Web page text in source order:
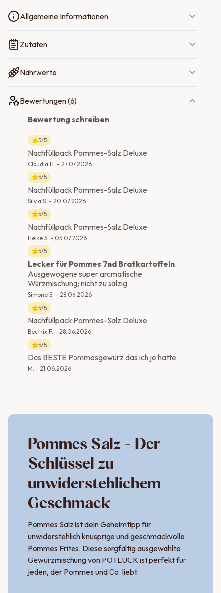
Allgemeine Informationen
Zutaten
Nährwerte
Bewertungen (6)
Bewertung schreiben
5/5
Nachfüllpack Pommes-Salz Deluxe
Claudia H. - 27.07.2026
5/5
Nachfüllpack Pommes-Salz Deluxe
Silvia S. - 20.07.2026
5/5
Nachfüllpack Pommes-Salz Deluxe
Heike S. - 05.07.2026
5/5
Lecker für Pommes 7nd Bratkartoffeln
Ausgewogene super aromatische
Würzmischung; nicht zu salzig
Simone S. - 28.06.2026
5/5
Nachfüllpack Pommes-Salz Deluxe
Beatrix F. - 28.06.2026
5/5
Das BESTE Pommesgewürz das ich je hatte
M. - 21.06.2026
Pommes Salz - Der
Schlüssel zu
unwiderstehlichem
Geschmack
Pommes Salz ist dein Geheimtipp für
unwiderstehlich knusprige und geschmackvolle
Pommes Frites. Diese sorgfältig ausgewählte
Gewürzmischung von POTLUCK ist perfekt für
jeden, der Pommes und Co. liebt.